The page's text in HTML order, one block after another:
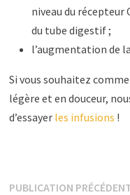
niveau du récepteur
du tube digestif ;
l’augmentation de
Si vous souhaitez
légère et en douceur,
d’essayer les infusions !
PUBLICATION